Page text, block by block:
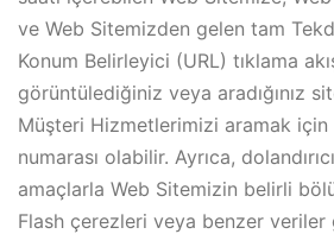
ve Web Sitemizden gelen tam
Konum Belirleyici (URL) tıklama
görüntülediğiniz veya aradığınız
Müşteri Hizmetlerimizi aramak için
numarası olabilir. Ayrıca,
amaçlarla Web Sitemizin belirli
Flash çerezleri veya benzer veriler